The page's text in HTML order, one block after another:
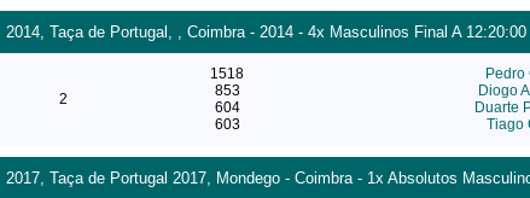
2014, Taça de Portugal, , Coimbra - 2014 - 4x Masculinos Final A 12:20:00
2
1518
853
604
603
Pedro
Diogo
Duarte
Tiago
2017, Taça de Portugal 2017, Mondego - Coimbra - 1x Absolutos